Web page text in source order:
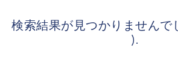
検索結果が見つかりませんで
).